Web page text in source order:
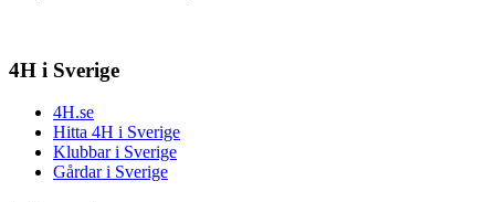
4H i Sverige
4H.se
Hitta 4H i Sverige
Klubbar i Sverige
Gårdar i Sverige